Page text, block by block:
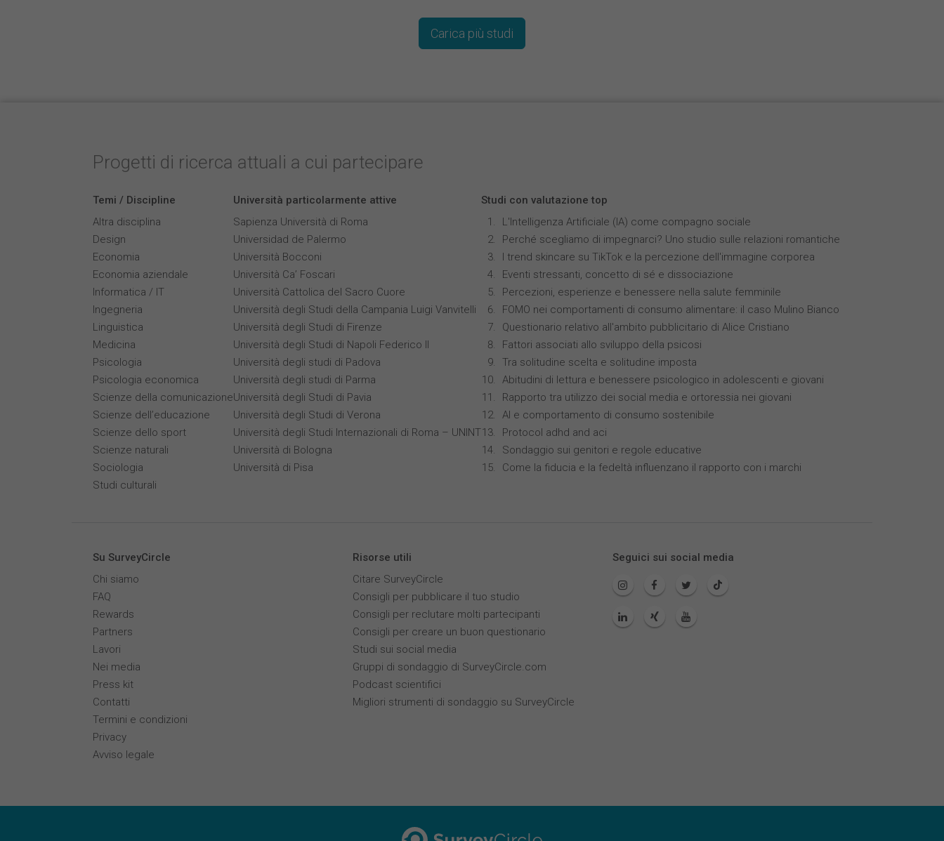
Carica più studi
Progetti di ricerca attuali a cui partecipare
Temi / Discipline
Altra disciplina
Design
Economia
Economia aziendale
Informatica / IT
Ingegneria
Linguistica
Medicina
Psicologia
Psicologia economica
Scienze della comunicazione
Scienze dell’educazione
Scienze dello sport
Scienze naturali
Sociologia
Studi culturali
Università particolarmente attive
Sapienza Università di Roma
Universidad de Palermo
Università Bocconi
Università Ca’ Foscari
Università Cattolica del Sacro Cuore
Università degli Studi della Campania Luigi Vanvitelli
Università degli Studi di Firenze
Università degli Studi di Napoli Federico II
Università degli studi di Padova
Università degli studi di Parma
Università degli Studi di Pavia
Università degli Studi di Verona
Università degli Studi Internazionali di Roma – UNINT
Università di Bologna
Università di Pisa
Studi con valutazione top
L'Intelligenza Artificiale (IA) come compagno sociale
Perché scegliamo di impegnarci? Uno studio sulle relazioni romantiche
I trend skincare su TikTok e la percezione dell'immagine corporea
Eventi stressanti, concetto di sé e dissociazione
Percezioni, esperienze e benessere nella salute femminile
FOMO nei comportamenti di consumo alimentare: il caso Mulino Bianco
Questionario relativo all'ambito pubblicitario di Alice Cristiano
Fattori associati allo sviluppo della psicosi
Tra solitudine scelta e solitudine imposta
Abitudini di lettura e benessere psicologico in adolescenti e giovani
Rapporto tra utilizzo dei social media e ortoressia nei giovani
AI e comportamento di consumo sostenibile
Protocol adhd and aci
Sondaggio sui genitori e regole educative
Come la fiducia e la fedeltà influenzano il rapporto con i marchi
Su SurveyCircle
Chi siamo
FAQ
Rewards
Partners
Lavori
Nei media
Press kit
Contatti
Termini e condizioni
Privacy
Avviso legale
Risorse utili
Citare SurveyCircle
Consigli per pubblicare il tuo studio
Consigli per reclutare molti partecipanti
Consigli per creare un buon questionario
Studi sui social media
Gruppi di sondaggio di SurveyCircle.com
Podcast scientifici
Migliori strumenti di sondaggio su SurveyCircle
Seguici sui social media